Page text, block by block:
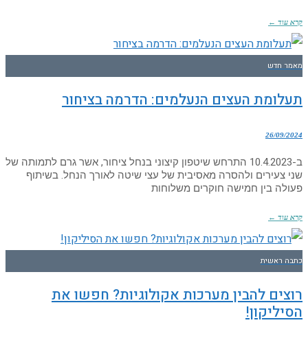
קרא עוד ←
מאמר חדש
תעלומת העצים הנעלמים: הדרמה בציחור
26/09/2024
ב-10.4.2023 התרחש שיטפון קיצוני בנחל ציחור, אשר גרם לתמותה של
שני צעירים ולהסרה מאסיבית של עצי שיטה לאורך הנחל. בשיתוף
פעולה בין חמישה חוקרים משלוחות
קרא עוד ←
כתבה ראשית
רוצים להבין מערכות אקולוגיות? חפשו את
הסיליקון!